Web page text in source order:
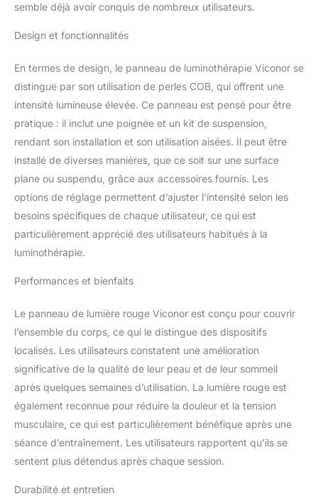
semble déjà avoir conquis de nombreux utilisateurs.
Design et fonctionnalités
En termes de design, le panneau de luminothérapie Viconor se
distingue par son utilisation de perles COB, qui offrent une
intensité lumineuse élevée. Ce panneau est pensé pour être
pratique : il inclut une poignée et un kit de suspension,
rendant son installation et son utilisation aisées. Il peut être
installé de diverses manières, que ce soit sur une surface
plane ou suspendu, grâce aux accessoires fournis. Les
options de réglage permettent d’ajuster l’intensité selon les
besoins spécifiques de chaque utilisateur, ce qui est
particulièrement apprécié des utilisateurs habitués à la
luminothérapie.
Performances et bienfaits
Le panneau de lumière rouge Viconor est conçu pour couvrir
l’ensemble du corps, ce qui le distingue des dispositifs
localisés. Les utilisateurs constatent une amélioration
significative de la qualité de leur peau et de leur sommeil
après quelques semaines d’utilisation. La lumière rouge est
également reconnue pour réduire la douleur et la tension
musculaire, ce qui est particulièrement bénéfique après une
séance d’entraînement. Les utilisateurs rapportent qu’ils se
sentent plus détendus après chaque session.
Durabilité et entretien